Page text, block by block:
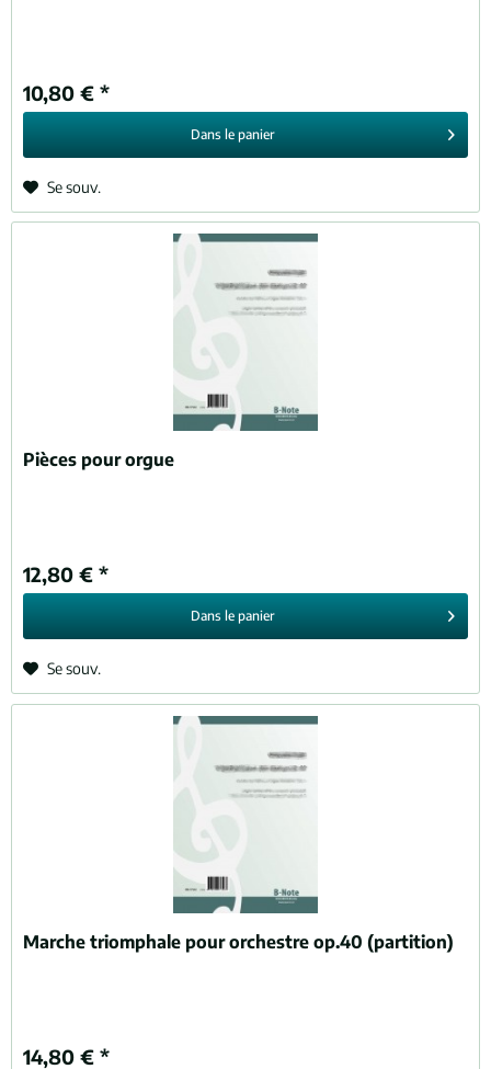
10,80 € *
Dans le panier
Se souv.
Pièces pour orgue
12,80 € *
Dans le panier
Se souv.
Marche triomphale pour orchestre op.40 (partition)
14,80 € *